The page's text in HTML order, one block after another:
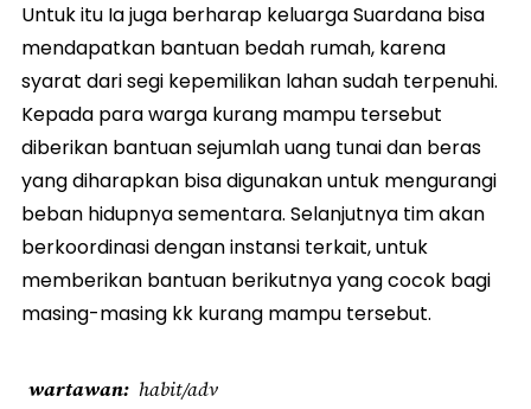
Untuk itu Ia juga berharap keluarga Suardana bisa
mendapatkan bantuan bedah rumah, karena
syarat dari segi kepemilikan lahan sudah terpenuhi.
Kepada para warga kurang mampu tersebut
diberikan bantuan sejumlah uang tunai dan beras
yang diharapkan bisa digunakan untuk mengurangi
beban hidupnya sementara. Selanjutnya tim akan
berkoordinasi dengan instansi terkait, untuk
memberikan bantuan berikutnya yang cocok bagi
masing-masing kk kurang mampu tersebut.
wartawan habit/adv